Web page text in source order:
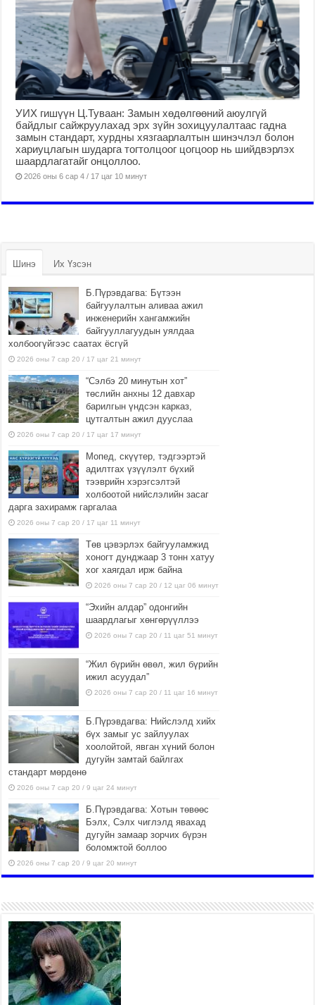
УИХ гишүүн Ц.Туваан: Замын хөдөлгөөний аюулгүй
байдлыг сайжруулахад эрх зүйн зохицуулалтаас гадна
замын стандарт, хурдны хязгаарлалтын шинэчлэл болон
хариуцлагын шударга тогтолцоог цогцоор нь шийдвэрлэх
шаардлагатайг онцоллоо.
2026 оны 6 сар 4 / 17 цаг 10 минут
Шинэ Их Үзсэн
Б.Пүрэвдагва: Бүтээн
байгуулалтын аливаа ажил
инженерийн хангамжийн
байгууллагуудын уялдаа
холбоогүйгээс саатах ёсгүй
2026 оны 7 сар 20 / 17 цаг 21 минут
“Сэлбэ 20 минутын хот”
төслийн анхны 12 давхар
барилгын үндсэн карказ,
цутгалтын ажил дууслаа
2026 оны 7 сар 20 / 17 цаг 17 минут
Мопед, скүүтер, тэдгээртэй
адилтгах үзүүлэлт бүхий
тээврийн хэрэгсэлтэй
холбоотой нийслэлийн засаг
дарга захирамж гаргалаа
2026 оны 7 сар 20 / 17 цаг 11 минут
Төв цэвэрлэх байгууламжид
хоногт дунджаар 3 тонн хатуу
хог хаягдал ирж байна
2026 оны 7 сар 20 / 12 цаг 06 минут
“Эхийн алдар” одонгийн
шаардлагыг хөнгөрүүллээ
2026 оны 7 сар 20 / 11 цаг 51 минут
“Жил бүрийн өвөл, жил бүрийн
ижил асуудал”
2026 оны 7 сар 20 / 11 цаг 16 минут
Б.Пүрэвдагва: Нийслэлд хийх
бүх замыг ус зайлуулах
хоолойтой, явган хүний болон
дугуйн замтай байлгах
стандарт мөрдөнө
2026 оны 7 сар 20 / 9 цаг 24 минут
Б.Пүрэвдагва: Хотын төвөөс
Бэлх, Сэлх чиглэлд явахад
дугуйн замаар зорчих бүрэн
боломжтой боллоо
2026 оны 7 сар 20 / 9 цаг 20 минут
шугам хоолойн ажил 80
хувьтай үргэлжилж байна
2026 оны 7 сар 20 / 9 цаг 14 минут
Усархаг аадар бороо орж байгаа тул аюулгүй
байдлаа хангаж, үер усны аюулаас
сэрэмжлэхийг нийслэлийн Онцгой байдлын
газраас анхааруулж байна